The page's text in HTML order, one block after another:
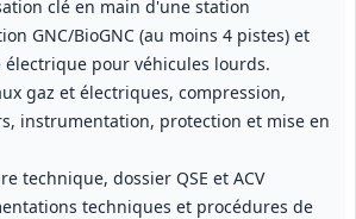
clé en main d'une station
GNC/BioGNC (au moins 4 pistes) et
pour véhicules lourds.
gaz et électriques, compression,
instrumentation, protection et mise en
technique, dossier QSE et ACV
techniques et procédures de